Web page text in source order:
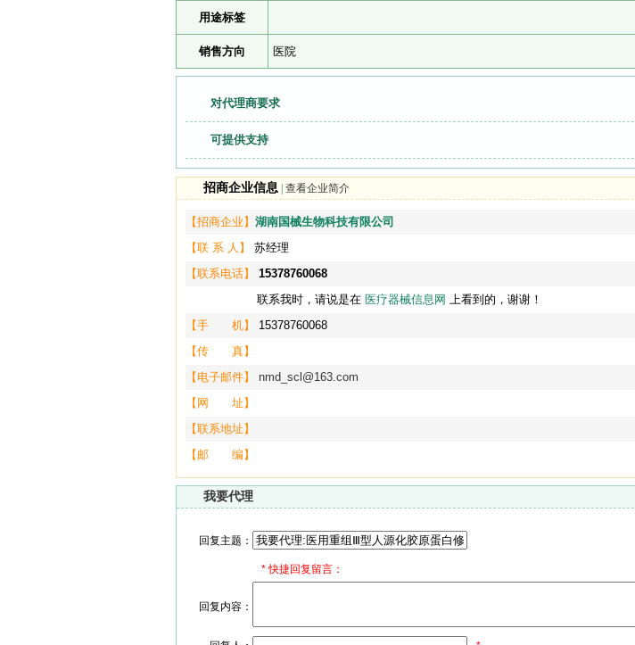
用途标签
销售方向 医院
对代理商要求
可提供支持
招商企业信息 查看企业简介
【招商企业】 湖南国械生物科技有限公司
【联 系 人】
苏经理
【联系电话】
15378760068
联系我时，请说是在 医疗器械信息网 上看到的，谢谢！
【手 机】
15378760068
【传 真】
【电子邮件】
nmd_scl@163.com
【网 址】
【联系地址】
【邮 编】
我要代理
回复主题：
*快捷回复留言：
回复内容：